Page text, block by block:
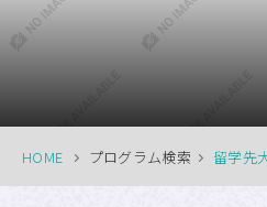
HOME プログラム検索 留学先